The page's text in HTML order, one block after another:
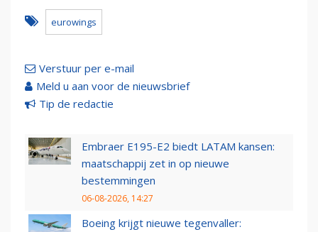
eurowings
Verstuur per e-mail
Meld u aan voor de nieuwsbrief
Tip de redactie
Embraer E195-E2 biedt LATAM kansen:
maatschappij zet in op nieuwe
bestemmingen
06-08-2026, 14:27
Boeing krijgt nieuwe tegenvaller: